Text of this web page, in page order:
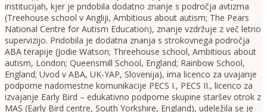
institucijah, kjer je pridobila dodatno znanje s področja avtizma
(Treehouse school v Angliji, Ambitious about autism; The Pears
National Centre for Autism Education), znanje vzdržuje z več letno
supervizijo. Pridobila je dodatna znanja s strokovnega področja
ABA terapije (Jodie Watson; Threehouse school, Ambitious about
autism, London; Queensmill School, England; Rainbow School,
England; Uvod v ABA, UK-YAP, Slovenija), ima licenco za uvajanje
podporne nadomestne komunikacije PECS I., PECS II., licenco za
izvajanje Early Bird – edukativno podporne skupine staršev otrok z
MAS (Early Bird centre, South Yorkshire, England), udeležila se je